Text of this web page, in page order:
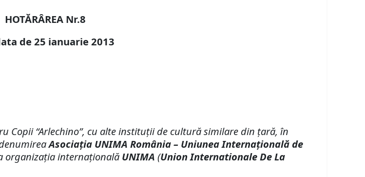
HOTĂRÂREA Nr.8
de 25 ianuarie 2013
Copii “Arlechino”, cu alte instituţii de cultură similare din ţară, în
Asociaţia UNIMA România – Uniunea Internaţională de
organizaţia internaţională UNIMA (Union Internationale De La